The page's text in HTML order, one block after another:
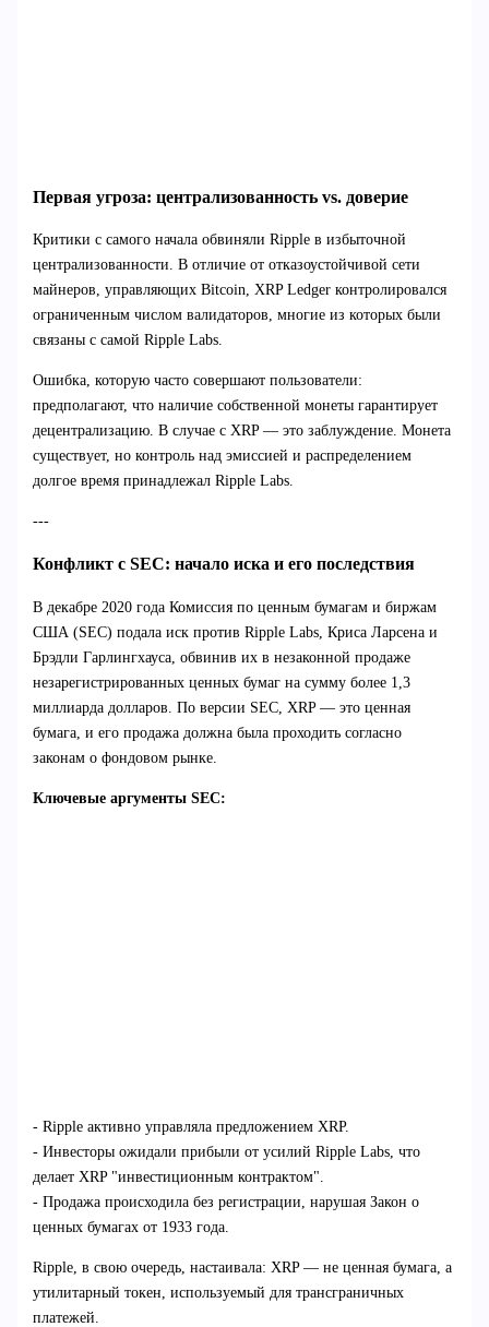
Первая угроза: централизованность vs. доверие
Критики с самого начала обвиняли Ripple в избыточной
централизованности. В отличие от отказоустойчивой сети
майнеров, управляющих Bitcoin, XRP Ledger контролировался
ограниченным числом валидаторов, многие из которых были
связаны с самой Ripple Labs.
Ошибка, которую часто совершают пользователи:
предполагают, что наличие собственной монеты гарантирует
децентрализацию. В случае с XRP — это заблуждение. Монета
существует, но контроль над эмиссией и распределением
долгое время принадлежал Ripple Labs.
---
Конфликт с SEC: начало иска и его последствия
В декабре 2020 года Комиссия по ценным бумагам и биржам
США (SEC) подала иск против Ripple Labs, Криса Ларсена и
Брэдли Гарлингхауса, обвинив их в незаконной продаже
незарегистрированных ценных бумаг на сумму более 1,3
миллиарда долларов. По версии SEC, XRP — это ценная
бумага, и его продажа должна была проходить согласно
законам о фондовом рынке.
Ключевые аргументы SEC:
- Ripple активно управляла предложением XRP.
- Инвесторы ожидали прибыли от усилий Ripple Labs, что
делает XRP "инвестиционным контрактом".
- Продажа происходила без регистрации, нарушая Закон о
ценных бумагах от 1933 года.
Ripple, в свою очередь, настаивала: XRP — не ценная бумага, а
утилитарный токен, используемый для трансграничных
платежей.